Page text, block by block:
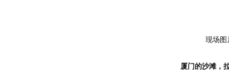
现场图
厦门的沙滩，